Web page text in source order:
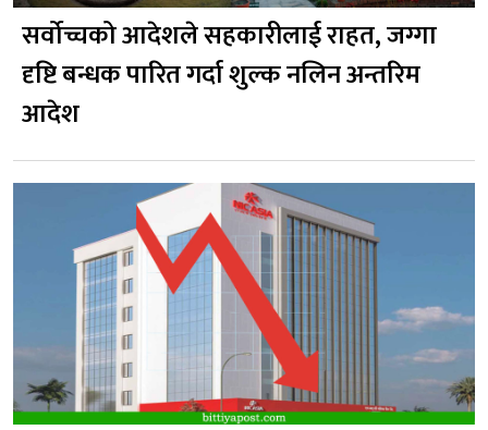
सर्वोच्चको आदेशले सहकारीलाई राहत, जग्गा
दृष्टि बन्धक पारित गर्दा शुल्क नलिन अन्तरिम
आदेश